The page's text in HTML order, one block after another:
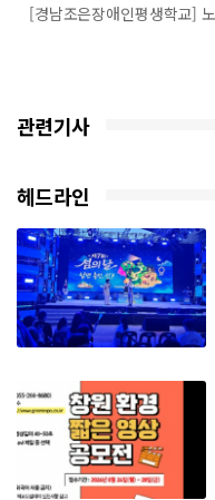
[경남조은장애인평생학교]
관련기사
헤드라인